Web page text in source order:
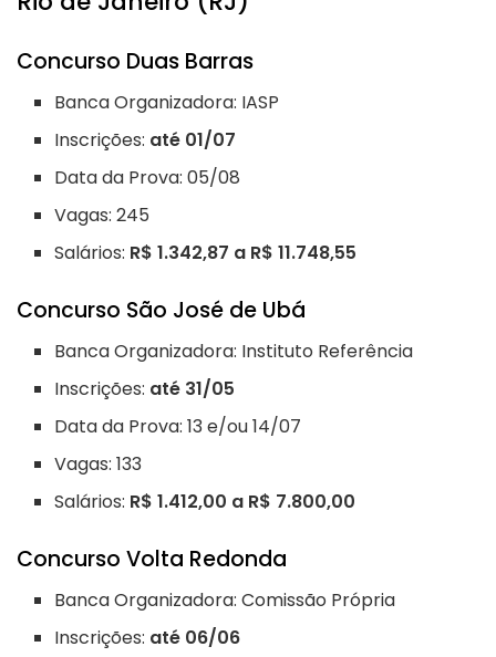
Concurso Duas Barras
Banca Organizadora: IASP
Inscrições: até 01/07
Data da Prova: 05/08
Vagas: 245
Salários: R$ 1.342,87 a R$ 11.748,55
Concurso São José de Ubá
Banca Organizadora: Instituto Referência
Inscrições: até 31/05
Data da Prova: 13 e/ou 14/07
Vagas: 133
Salários: R$ 1.412,00 a R$ 7.800,00
Concurso Volta Redonda
Banca Organizadora: Comissão Própria
Inscrições: até 06/06